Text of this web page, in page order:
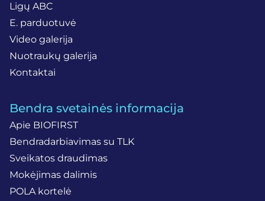
Ligų ABC
E. parduotuvė
Video galerija
Nuotraukų galerija
Kontaktai
Bendra svetainės informacija
Apie BIOFIRST
Bendradarbiavimas su TLK
Sveikatos draudimas
Mokėjimas dalimis
POLA kortelė